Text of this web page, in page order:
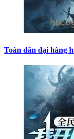
Toàn dân đại hàng